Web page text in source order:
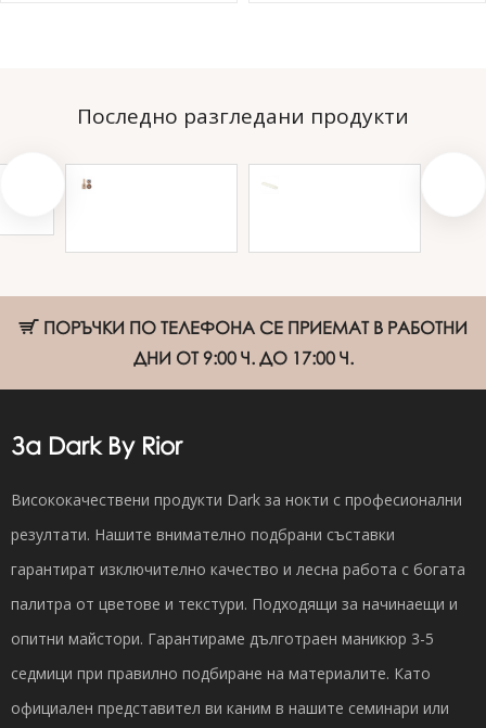
Последно разгледани продукти
ПОРЪЧКИ ПО ТЕЛЕФОНА СЕ ПРИЕМАТ В РАБОТНИ
ДНИ ОТ 9:00 Ч. ДО 17:00 Ч.
За Dark By Rior
Висококачествени продукти Dark за нокти с професионални
резултати. Нашите внимателно подбрани съставки
гарантират изключително качество и лесна работа с богата
палитра от цветове и текстури. Подходящи за начинаещи и
опитни майстори. Гарантираме дълготраен маникюр 3-5
седмици при правилно подбиране на материалите. Като
официален представител ви каним в нашите семинари или